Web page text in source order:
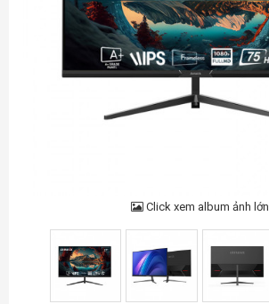
Click xem album ảnh lớn